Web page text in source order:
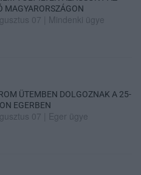
MAGYARORSZÁGON
07 Mindenki ügye
ÜTEMBEN DOLGOZNAK A 25-
EGERBEN
07 Eger ügye